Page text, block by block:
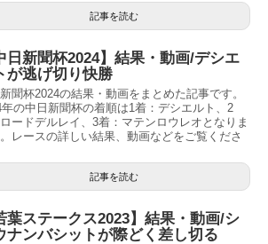
記事を読む
日新聞杯2024】結果・動画/デシエ
が逃げ切り快勝
聞杯2024の結果・動画をまとめた記事です。
年の中日新聞杯の着順は1着：デシエルト、2
ードデルレイ、3着：マテンロウレオとなりま
レースの詳しい結果、動画などをご覧くださ
記事を読む
葉ステークス2023】結果・動画/シ
ナンバシットが際どく差し切る